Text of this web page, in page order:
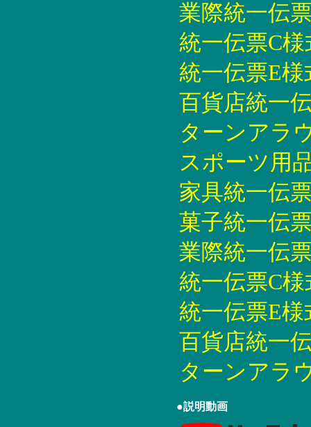
業際統一伝
統一伝票C様
統一伝票E様
百貨店統一
ターンアラ
スポーツ用
家具統一伝
菓子統一伝
業際統一伝
統一伝票C様
統一伝票E様
百貨店統一
ターンアラ
●説明動画